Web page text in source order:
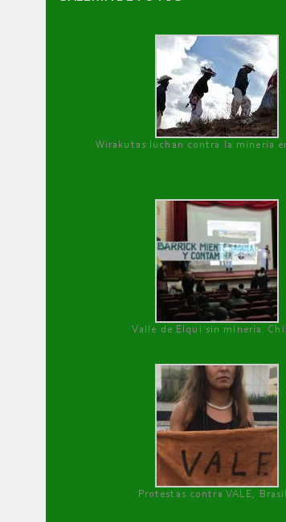
Wirakutas luchan contra la minería
Valle de Elqui sin minería.
Protestas contra VALE, Brasil